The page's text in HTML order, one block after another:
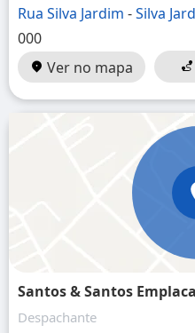
Rua Silva Jardim -Silva
000
Ver no mapa
Santos & Santos
Despachante